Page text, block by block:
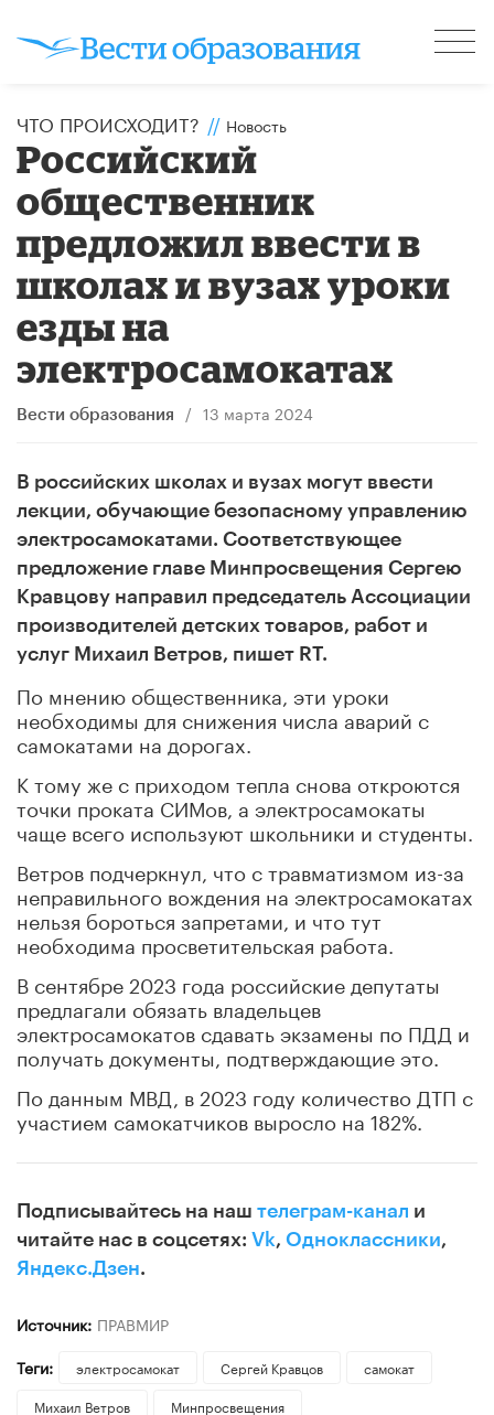
ЧТО ПРОИСХОДИТ? // Новость
Российский
общественник
предложил ввести в
школах и вузах уроки
езды на
электросамокатах
Вести образования / 13 марта 2024
В российских школах и вузах могут ввести
лекции, обучающие безопасному управлению
электросамокатами. Соответствующее
предложение главе Минпросвещения Сергею
Кравцову направил председатель Ассоциации
производителей детских товаров, работ и
услуг Михаил Ветров, пишет RT.
По мнению общественника, эти уроки
необходимы для снижения числа аварий с
самокатами на дорогах.
К тому же с приходом тепла снова откроются
точки проката СИМов, а электросамокаты
чаще всего используют школьники и студенты.
Ветров подчеркнул, что с травматизмом из-за
неправильного вождения на электросамокатах
нельзя бороться запретами, и что тут
необходима просветительская работа.
В сентябре 2023 года российские депутаты
предлагали обязать владельцев
электросамокатов сдавать экзамены по ПДД и
получать документы, подтверждающие это.
По данным МВД, в 2023 году количество ДТП с
участием самокатчиков выросло на 182%.
Подписывайтесь на наш телеграм-канал и
читайте нас в соцсетях: Vk, Одноклассники,
Яндекс.Дзен.
Источник: ПРАВМИР
Теги:
электросамокат Сергей Кравцов
самокат
Михаил Ветров
Минпросвещения